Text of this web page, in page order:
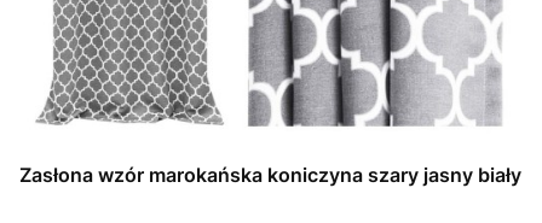
Zasłona wzór marokańska koniczyna szary jasny biały